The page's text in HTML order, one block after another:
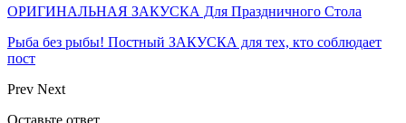
ОРИГИНАЛЬНАЯ ЗАКУСКА Для Праздничного Стола
Рыба без рыбы! Постный ЗАКУСКА для тех, кто соблюдает
пост
Prev Next
Оставьте ответ